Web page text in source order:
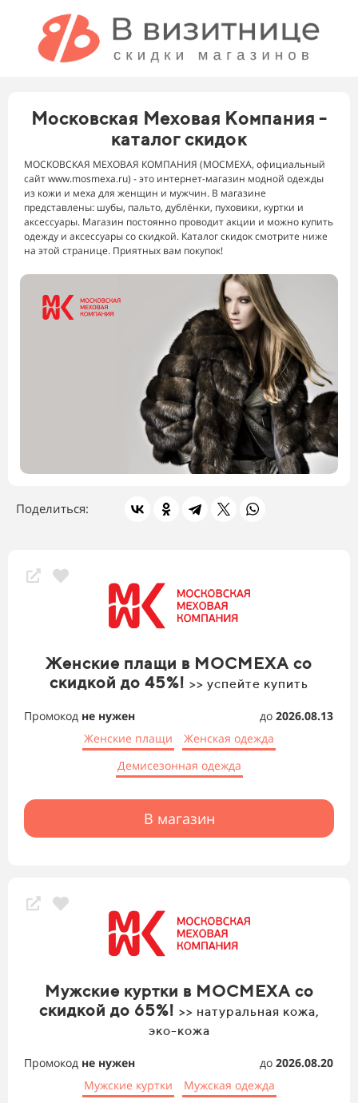
Московская Меховая Компания -
каталог скидок
МОСКОВСКАЯ МЕХОВАЯ КОМПАНИЯ (МОСМЕХА, официальный
сайт www.mosmexa.ru) - это интернет-магазин модной одежды
из кожи и меха для женщин и мужчин. В магазине
представлены: шубы, пальто, дублёнки, пуховики, куртки и
аксессуары. Магазин постоянно проводит акции и можно купить
одежду и аксессуары со скидкой. Каталог скидок смотрите ниже
на этой странице. Приятных вам покупок!
Поделиться:
Женские плащи в МОСМЕХА со
скидкой до 45%! >> успейте купить
Промокод не нужен до 2026.08.13
Женские плащи
Женская одежда
Демисезонная одежда
В магазин
Мужские куртки в МОСМЕХА со
скидкой до 65%! >> натуральная кожа,
эко-кожа
Промокод не нужен до 2026.08.20
Мужские куртки
Мужская одежда